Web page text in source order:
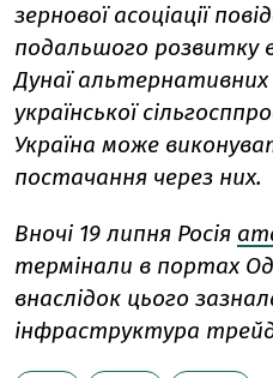
зернової асоціації
подальшого розвитку
Дунаї
української
Україна може
постачання через них.
Вночі 19 липня Росія
термінали в портах
внаслідок цього
інфраструктура